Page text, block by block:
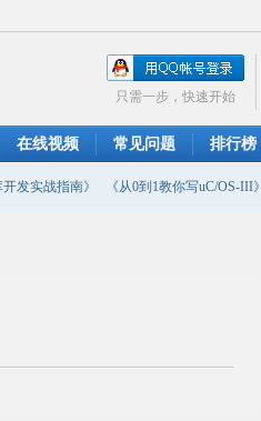
只需一步，快速开始
在线视频 常见问题 排行榜
开发实战指南》 《从0到1教你写uC/OS-III》